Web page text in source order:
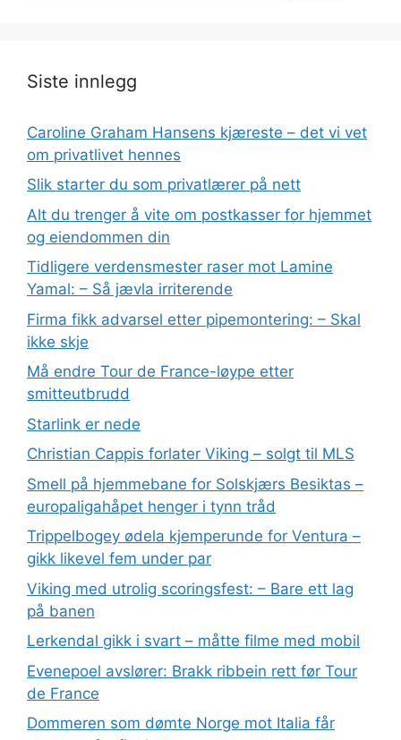
Siste innlegg
Caroline Graham Hansens kjæreste – det vi vet
om privatlivet hennes
Slik starter du som privatlærer på nett
Alt du trenger å vite om postkasser for hjemmet
og eiendommen din
Tidligere verdensmester raser mot Lamine
Yamal: – Så jævla irriterende
Firma fikk advarsel etter pipemontering: – Skal
ikke skje
Må endre Tour de France-løype etter
smitteutbrudd
Starlink er nede
Christian Cappis forlater Viking – solgt til MLS
Smell på hjemmebane for Solskjærs Besiktas –
europaligahåpet henger i tynn tråd
Trippelbogey ødela kjemperunde for Ventura –
gikk likevel fem under par
Viking med utrolig scoringsfest: – Bare ett lag
på banen
Lerkendal gikk i svart – måtte filme med mobil
Evenepoel avslører: Brakk ribbein rett før Tour
de France
Dommeren som dømte Norge mot Italia får